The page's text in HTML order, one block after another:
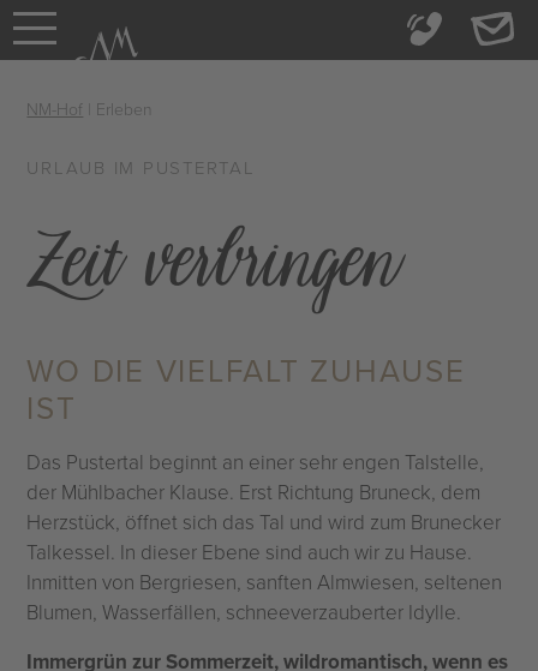
NM-Hof Erleben
URLAUB IM PUSTERTAL
Zeit verbringen
WO DIE VIELFALT ZUHAUSE
IST
Das Pustertal beginnt an einer sehr engen Talstelle,
der Mühlbacher Klause. Erst Richtung Bruneck, dem
Herzstück, öffnet sich das Tal und wird zum Brunecker
Talkessel. In dieser Ebene sind auch wir zu Hause.
Inmitten von Bergriesen, sanften Almwiesen, seltenen
Blumen, Wasserfällen, schneeverzauberter Idylle.
Immergrün zur Sommerzeit, wildromantisch, wenn es